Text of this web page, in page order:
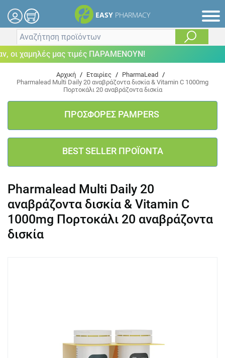
EASY PHARMACY
χαμηλές μας τιμές ΠΑΡΑΜΕΝΟΥΝ!
Αρχική / Εταιρίες / PharmaLead /
Pharmalead Multi Daily 20 αναβράζοντα δισκία & Vitamin C 1000mg
Πορτοκάλι 20 αναβράζοντα δισκία
ΠΡΟΣΦΟΡΕΣ PAMPERS
BEST SELLER ΠΡΟΪΟΝΤΑ
Pharmalead Multi Daily 20
αναβράζοντα δισκία & Vitamin C
1000mg Πορτοκάλι 20 αναβράζοντα
δισκία